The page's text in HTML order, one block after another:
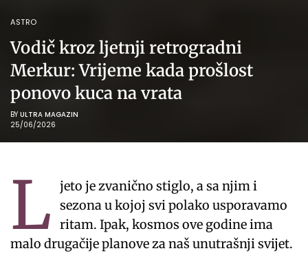
ASTRO
Vodič kroz ljetnji retrogradni
Merkur: Vrijeme kada prošlost
ponovo kuca na vrata
BY ULTRA MAGAZIN
25/06/2026
L
jeto je zvanično stiglo, a sa njim i
sezona u kojoj svi polako usporavamo
ritam. Ipak, kosmos ove godine ima
malo drugačije planove za naš unutrašnji svijet.